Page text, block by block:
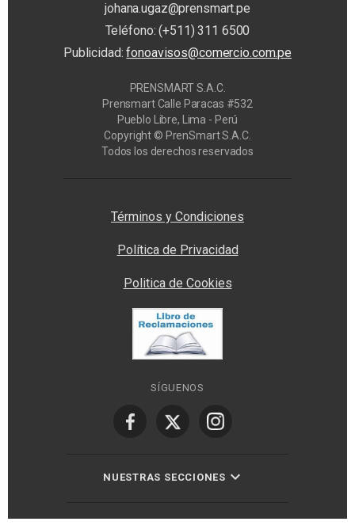
johana.ugaz@prensmart.pe
Teléfono: (+511) 311 6500
Publicidad:fonoavisos@comercio.com.pe
PRENSMART S.A.C.
Prensmart Calle Paracas #532
Pueblo Libre, Lima - Perú
Copyright © PrenSmart S.A.C.
Todos los derechos reservados
Términos y Condiciones
Política de Privacidad
Politica de Cookies
SÍGUENOS
NUESTRAS SECCIONES